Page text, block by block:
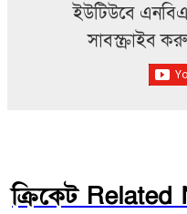
ইউটিউবে
সাবস্ক্রাইব
ক্রিকেট Related